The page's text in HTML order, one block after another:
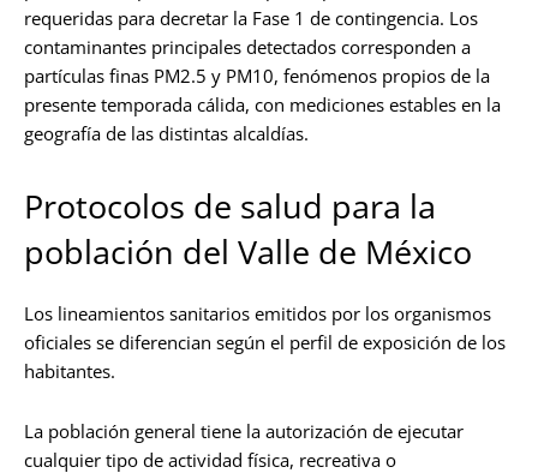
requeridas para decretar la Fase 1 de contingencia. Los
contaminantes principales detectados corresponden a
partículas finas PM2.5 y PM10, fenómenos propios de la
presente temporada cálida, con mediciones estables en la
geografía de las distintas alcaldías.
Protocolos de salud para la
población del Valle de México
Los lineamientos sanitarios emitidos por los organismos
oficiales se diferencian según el perfil de exposición de los
habitantes.
La población general tiene la autorización de ejecutar
cualquier tipo de actividad física, recreativa o